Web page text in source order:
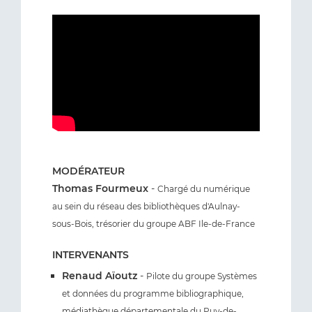
MODÉRATEUR
Thomas Fourmeux - Chargé du numérique
au sein du réseau des bibliothèques d'Aulnay-
sous-Bois, trésorier du groupe ABF Ile-de-France
INTERVENANTS
Renaud Aïoutz - Pilote du groupe Systèmes
et données du programme bibliographique,